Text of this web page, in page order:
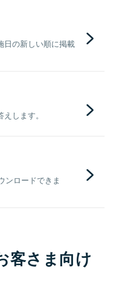
日の新しい順に掲載
します。
ンロードできま
客さま向け